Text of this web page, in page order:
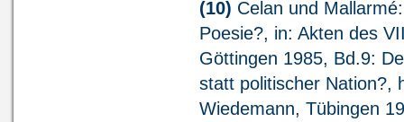
(10) Celan und
Poesie?, in: Akten des
Göttingen 1985, Bd.9:
statt politischer Nation?,
Wiedemann, Tübingen